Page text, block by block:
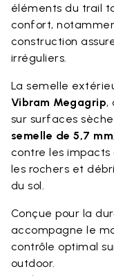
éléments du trail
confort,
construction
irréguliers.
La semelle
Vibram Megagrip,
sur surfaces
semelle de 5,7 mm
contre les
les rochers et
du sol.
Conçue pour la
accompagne le
contrôle optimal
outdoor.